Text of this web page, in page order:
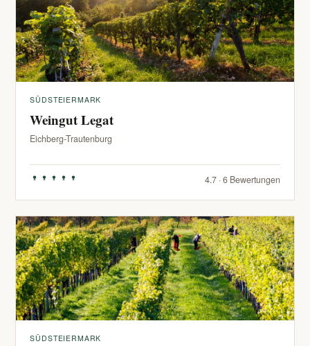
SÜDSTEIERMARK
Weingut Legat
Eichberg-Trautenburg
4.7 · 6 Bewertungen
SÜDSTEIERMARK